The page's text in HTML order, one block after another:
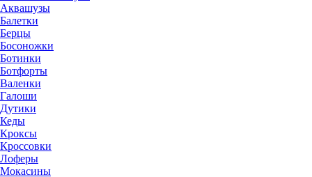
Аквашузы
Балетки
Берцы
Босоножки
Ботинки
Ботфорты
Валенки
Галоши
Дутики
Кеды
Кроксы
Кроссовки
Лоферы
Мокасины